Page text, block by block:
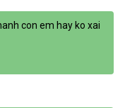
con em hay ko xai